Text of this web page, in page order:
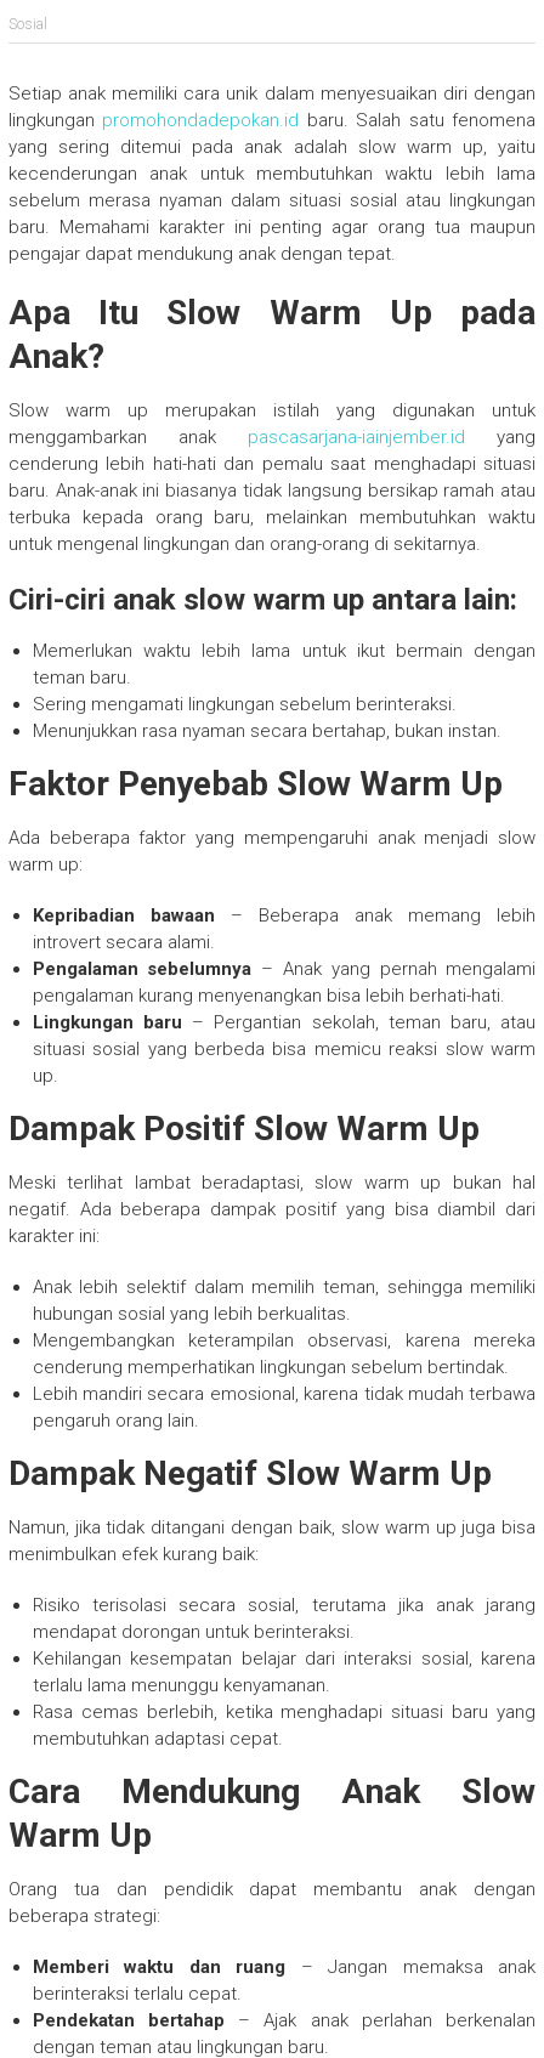
Sosial
Setiap anak memiliki cara unik dalam menyesuaikan diri dengan
lingkungan promohondadepokan.id baru. Salah satu fenomena
yang sering ditemui pada anak adalah slow warm up, yaitu
kecenderungan anak untuk membutuhkan waktu lebih lama
sebelum merasa nyaman dalam situasi sosial atau lingkungan
baru. Memahami karakter ini penting agar orang tua maupun
pengajar dapat mendukung anak dengan tepat.
Apa Itu Slow Warm Up pada
Anak?
Slow warm up merupakan istilah yang digunakan untuk
menggambarkan anak pascasarjana-iainjember.id yang
cenderung lebih hati-hati dan pemalu saat menghadapi situasi
baru. Anak-anak ini biasanya tidak langsung bersikap ramah atau
terbuka kepada orang baru, melainkan membutuhkan waktu
untuk mengenal lingkungan dan orang-orang di sekitarnya.
Ciri-ciri anak slow warm up antara lain:
Memerlukan waktu lebih lama untuk ikut bermain dengan
teman baru.
Sering mengamati lingkungan sebelum berinteraksi.
Menunjukkan rasa nyaman secara bertahap, bukan instan.
Faktor Penyebab Slow Warm Up
Ada beberapa faktor yang mempengaruhi anak menjadi slow
warm up:
Kepribadian bawaan – Beberapa anak memang lebih
introvert secara alami.
Pengalaman sebelumnya – Anak yang pernah mengalami
pengalaman kurang menyenangkan bisa lebih berhati-hati.
Lingkungan baru – Pergantian sekolah, teman baru, atau
situasi sosial yang berbeda bisa memicu reaksi slow warm
up.
Dampak Positif Slow Warm Up
Meski terlihat lambat beradaptasi, slow warm up bukan hal
negatif. Ada beberapa dampak positif yang bisa diambil dari
karakter ini:
Anak lebih selektif dalam memilih teman, sehingga memiliki
hubungan sosial yang lebih berkualitas.
Mengembangkan keterampilan observasi, karena mereka
cenderung memperhatikan lingkungan sebelum bertindak.
Lebih mandiri secara emosional, karena tidak mudah terbawa
pengaruh orang lain.
Dampak Negatif Slow Warm Up
Namun, jika tidak ditangani dengan baik, slow warm up juga bisa
menimbulkan efek kurang baik:
Risiko terisolasi secara sosial, terutama jika anak jarang
mendapat dorongan untuk berinteraksi.
Kehilangan kesempatan belajar dari interaksi sosial, karena
terlalu lama menunggu kenyamanan.
Rasa cemas berlebih, ketika menghadapi situasi baru yang
membutuhkan adaptasi cepat.
Cara Mendukung Anak Slow
Warm Up
Orang tua dan pendidik dapat membantu anak dengan
beberapa strategi:
Memberi waktu dan ruang – Jangan memaksa anak
berinteraksi terlalu cepat.
Pendekatan bertahap – Ajak anak perlahan berkenalan
dengan teman atau lingkungan baru.